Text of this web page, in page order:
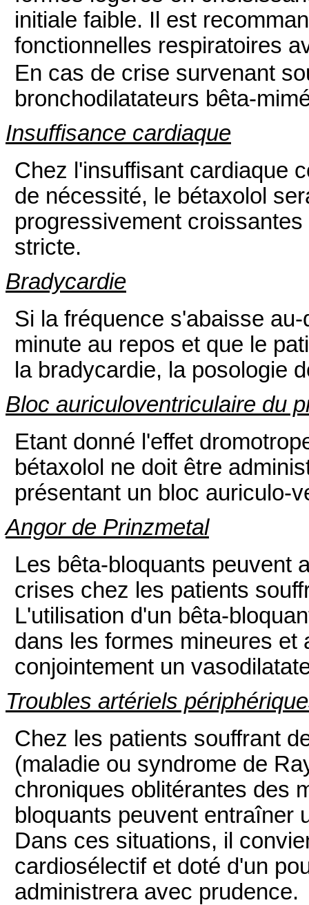
initiale faible. Il est
fonctionnelles respiratoires
En cas de crise survenant
bronchodilatateurs bêta-
Insuffisance cardiaque
Chez l'insuffisant cardiaque
de nécessité, le bétaxolol
progressivement
stricte.
Bradycardie
Si la fréquence s'abaisse
minute au repos et que le
la bradycardie, la posologie
Bloc auriculoventriculaire du
Etant donné l'effet
bétaxolol ne doit être
présentant un bloc auriculo-
Angor de Prinzmetal
Les bêta-bloquants peuvent
crises chez les patients
L'utilisation d'un bêta-
dans les formes mineures
conjointement un
Troubles artériels
Chez les patients souffrant
(maladie ou syndrome de
chroniques oblitérantes des
bloquants peuvent entraîner
Dans ces situations, il
cardiosélectif et doté d'un
administrera avec prudence.